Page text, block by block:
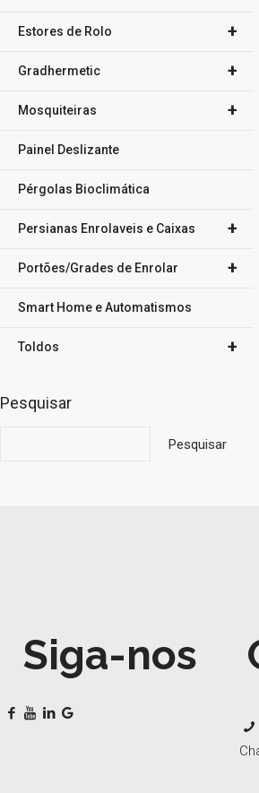
+
Estores de Rolo
+
Gradhermetic
+
Mosquiteiras
Painel Deslizante
Pérgolas Bioclimática
+
Persianas Enrolaveis e Caixas
+
Portões/Grades de Enrolar
Smart Home e Automatismos
+
Toldos
Pesquisar
Pesquisar
Siga-nos